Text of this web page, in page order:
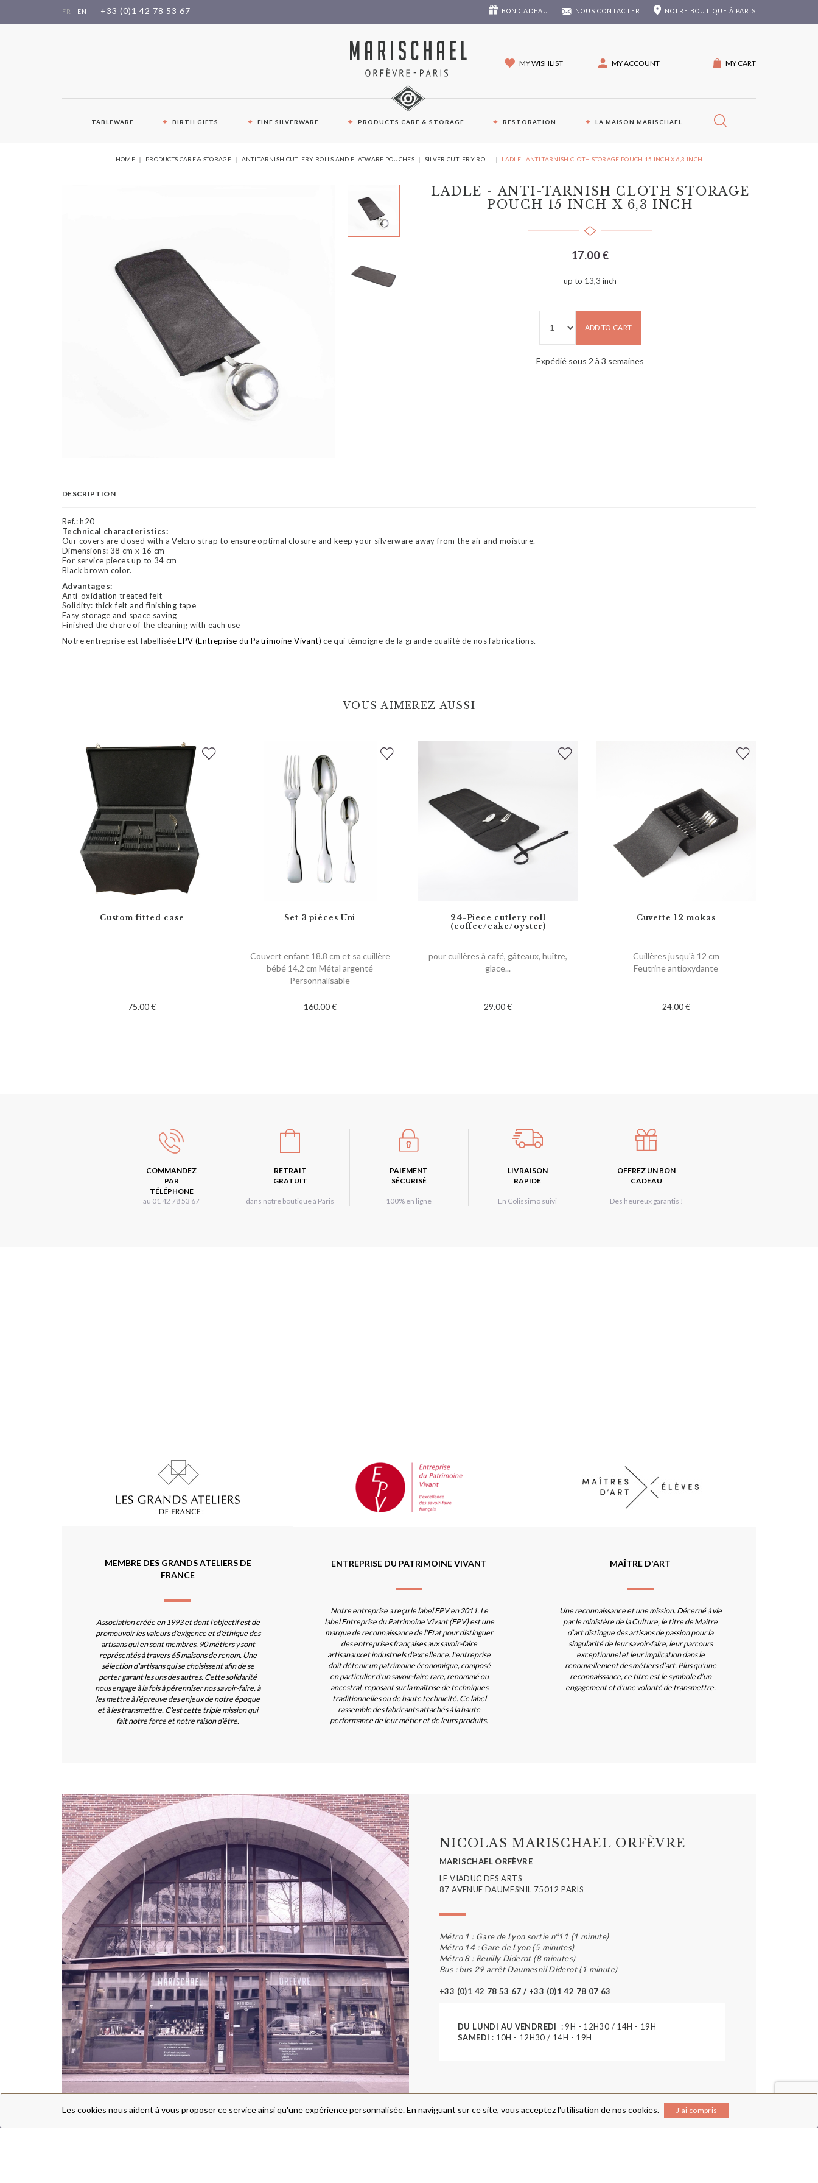
FR EN +33 (0)1 42 78 53 67 BON CADEAU NOUS CONTACTER NOTRE BOUTIQUE À PARIS
MY WISHLIST MY ACCOUNT MY CART
TABLEWARE BIRTH GIFTS FINE SILVERWARE PRODUCTS CARE & STORAGE RESTORATION LA MAISON MARISCHAEL
YOU
HOME PRODUCTS CARE & STORAGE ANTI-TARNISH CUTLERY ROLLS AND FLATWARE POUCHES SILVER CUTLERY ROLL LADLE - ANTI-TARNISH CLOTH STORAGE POUCH 15 INCH X 6,3 INCH
LADLE - ANTI-TARNISH CLOTH STORAGE
POUCH 15 INCH X 6,3 INCH
17.00 €
up to 13,3 inch
ADD TO CART
Expédié sous 2 à 3 semaines
DESCRIPTION
Ref.:h20
Technical characteristics:
Our covers are closed with a Velcro strap to ensure optimal closure and keep your silverware away from the air and moisture.
Dimensions: 38 cm x 16 cm
For service pieces up to 34 cm
Black brown color.
Advantages:
Anti-oxidation treated felt
Solidity: thick felt and finishing tape
Easy storage and space saving
Finished the chore of the cleaning with each use
Notre entreprise est labelliséeEPV (Entreprise du Patrimoine Vivant) ce qui témoigne de la grande qualité de nos fabrications.
VOUS AIMEREZ AUSSI
Custom fitted case
75.00 €
Set 3 pièces Uni
Couvert enfant 18.8 cm et sa cuillère
bébé 14.2 cm Métal argenté
Personnalisable
160.00 €
24-Piece cutlery roll
(coffee/cake/oyster)
pour cuillères à café, gâteaux, huître,
glace...
29.00 €
Cuvette 12 mokas
Cuillères jusqu'à 12 cm
Feutrine antioxydante
24.00 €
COMMANDEZ
PAR
TÉLÉPHONE
au 01 42 78 53 67
RETRAIT
GRATUIT
dans notre boutique à Paris
PAIEMENT
SÉCURISÉ
100% en ligne
LIVRAISON
RAPIDE
En Colissimo suivi
OFFREZ UN BON
CADEAU
Des heureux garantis !
MEMBRE DES GRANDS ATELIERS DE
FRANCE
Association créée en 1993 et dont l'objectif est de
promouvoir les valeurs d'exigence et d'éthique des
artisans qui en sont membres. 90 métiers y sont
représentés à travers 65 maisons de renom. Une
sélection d'artisans qui se choisissent afin de se
porter garant les uns des autres. Cette solidarité
nous engage à la fois à pérenniser nos savoir-faire, à
les mettre à l'épreuve des enjeux de notre époque
et à les transmettre. C'est cette triple mission qui
fait notre force et notre raison d'être.
ENTREPRISE DU PATRIMOINE VIVANT
Notre entreprise a reçu le label EPV en 2011. Le
label Entreprise du Patrimoine Vivant (EPV) est une
marque de reconnaissance de l'Etat pour distinguer
des entreprises françaises aux savoir-faire
artisanaux et industriels d'excellence. L'entreprise
doit détenir un patrimoine économique, composé
en particulier d'un savoir-faire rare, renommé ou
ancestral, reposant sur la maîtrise de techniques
traditionnelles ou de haute technicité. Ce label
rassemble des fabricants attachés à la haute
performance de leur métier et de leurs produits.
MAÎTRE D'ART
Une reconnaissance et une mission. Décerné à vie
par le ministère de la Culture, le titre de Maître
d’art distingue des artisans de passion pour la
singularité de leur savoir-faire, leur parcours
exceptionnel et leur implication dans le
renouvellement des métiers d’art. Plus qu’une
reconnaissance, ce titre est le symbole d’un
engagement et d’une volonté de transmettre.
NICOLAS MARISCHAEL ORFÈVRE
MARISCHAEL ORFÈVRE
LE VIADUC DES ARTS
87 AVENUE DAUMESNIL 75012 PARIS
Métro 1 : Gare de Lyon sortie n°11 (1 minute)
Métro 14 : Gare de Lyon (5 minutes)
Métro 8 : Reuilly Diderot (8 minutes)
Bus : bus 29 arrêt Daumesnil Diderot (1 minute)
+33 (0)1 42 78 53 67 / +33 (0)1 42 78 07 63
DU LUNDI AU VENDREDI
: 9H - 12H30 / 14H - 19H
SAMEDI : 10H - 12H30 / 14H - 19H
Les cookies nous aident à vous proposer ce service ainsi qu'une expérience personnalisée. En naviguant sur ce site, vous acceptez l'utilisation de nos cookies. J'ai compris